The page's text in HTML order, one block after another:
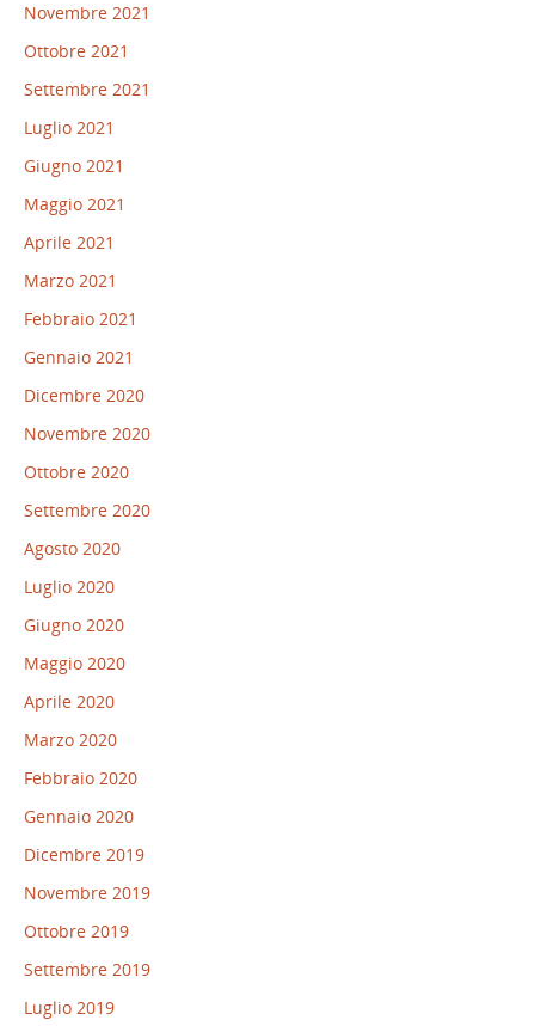
Novembre 2021
Ottobre 2021
Settembre 2021
Luglio 2021
Giugno 2021
Maggio 2021
Aprile 2021
Marzo 2021
Febbraio 2021
Gennaio 2021
Dicembre 2020
Novembre 2020
Ottobre 2020
Settembre 2020
Agosto 2020
Luglio 2020
Giugno 2020
Maggio 2020
Aprile 2020
Marzo 2020
Febbraio 2020
Gennaio 2020
Dicembre 2019
Novembre 2019
Ottobre 2019
Settembre 2019
Luglio 2019